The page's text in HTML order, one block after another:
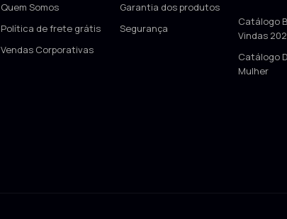
Quem Somos
Política de frete grátis
Vendas Corporativas
Garantia dos produtos
Segurança
Catálogo
Vindas
Catálogo
Mulher